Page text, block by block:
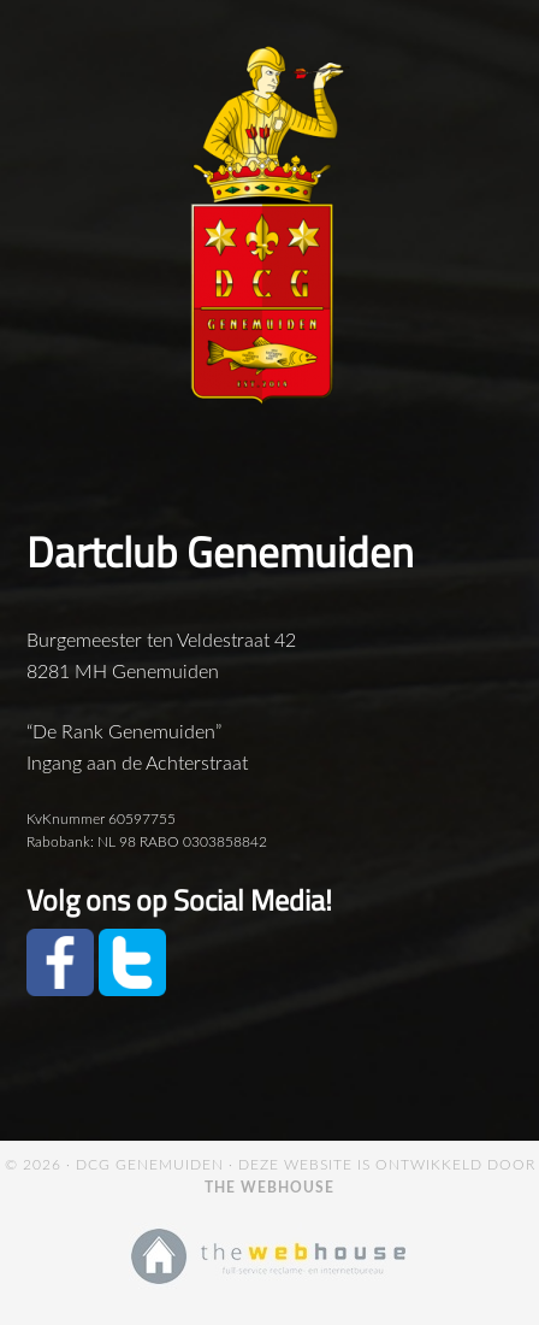
Dartclub Genemuiden
Burgemeester ten Veldestraat 42
8281 MH Genemuiden
“De Rank Genemuiden”
Ingang aan de Achterstraat
KvKnummer 60597755
Rabobank: NL 98 RABO 0303858842
Volg ons op Social Media!
© 2026 · DCG GENEMUIDEN · DEZE WEBSITE IS ONTWIKKELD DOOR
THE WEBHOUSE